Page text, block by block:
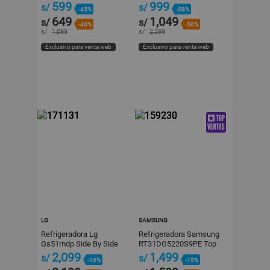
s/ 599 -45%
s/ 649 -40%
s/ 1,099
Exclusivo para venta web
Inoxidable Plata
s/ 999 -58%
s/ 1,049 -56%
s/ 2,399
Exclusivo para venta web
LG
Refrigeradora Lg
Gs51mdp Side By Side
509 Litros Negro
s/ 2,099 -16%
SAMSUNG
Refrigeradora Samsung
RT31DG5220S9PE Top
Mount 301L Plata
s/ 1,499 -15%